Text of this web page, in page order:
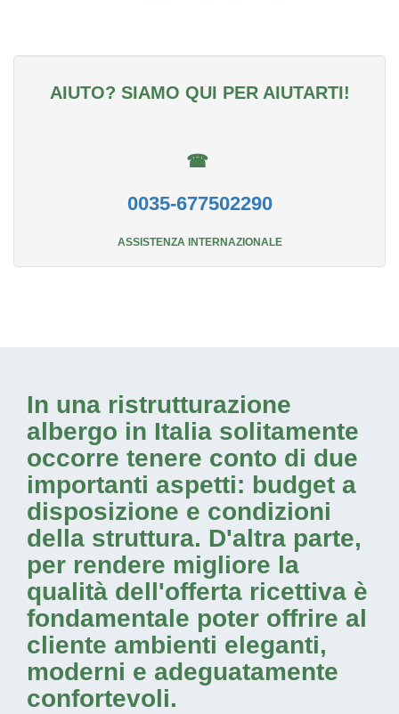
AIUTO? SIAMO QUI PER AIUTARTI!
☎
0035-677502290
ASSISTENZA INTERNAZIONALE
In una ristrutturazione
albergo in Italia solitamente
occorre tenere conto di due
importanti aspetti: budget a
disposizione e condizioni
della struttura. D'altra parte,
per rendere migliore la
qualità dell'offerta ricettiva è
fondamentale poter offrire al
cliente ambienti eleganti,
moderni e adeguatamente
confortevoli.